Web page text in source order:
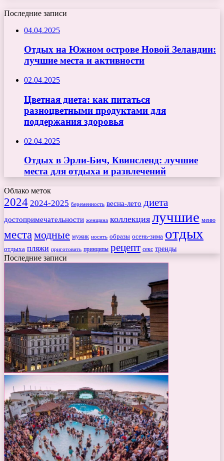
Последние записи
04.04.2025
Отдых на Южном острове Новой Зеландии:
лучшие места и активности
02.04.2025
Цветная диета: как питаться
разноцветными продуктами для
поддержания здоровья
02.04.2025
Отдых в Эрли-Бич, Квинсленд: лучшие
места для отдыха и развлечений
Облако меток
2024 2024-2025 беременность весна-лето диета
достопримечательности женщина коллекция лучшие меню
места модные мужик носить образы осень-зима отдых
отдыха пляжи приготовить принципы рецепт секс тренды
Последние записи